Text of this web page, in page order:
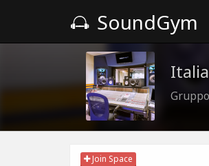
SoundGym
Join Space